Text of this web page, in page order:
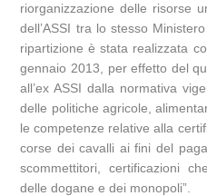
riorganizzazione delle risorse
dell’ASSI tra lo stesso
ripartizione è stata realizzata
gennaio 2013, per effetto del
all’ex ASSI dalla normativa
delle politiche agricole,
le competenze relative alla
corse dei cavalli ai fini del
scommettitori, certificazioni
delle dogane e dei monopoli”.